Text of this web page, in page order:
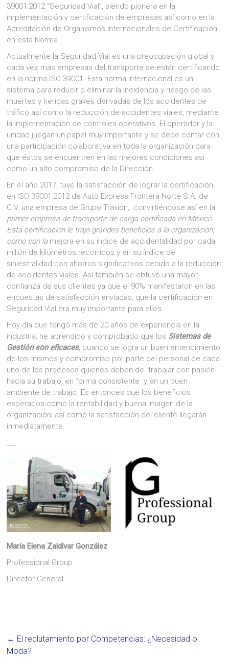
39001:2012 “Seguridad Vial”, siendo pionera en la
implementación y certificación de empresas así como en la
Acreditación de Organismos Internacionales de Certificación
en esta Norma.
Actualmente la Seguridad Vial es una preocupación global y
cada vez más empresas del transporte se están certificando
en la norma ISO 39001. Esta norma internacional es un
sistema para reducir o eliminar la incidencia y riesgo de las
muertes y heridas graves derivadas de los accidentes de
tráfico así como la reducción de accidentes viales, mediante
la implementación de controles operativos. El operador y la
unidad juegan un papel muy importante y se debe contar con
una participación colaborativa en toda la organización para
que éstos se encuentren en las mejores condiciones así
como un alto compromiso de la Dirección.
En el año 2017, tuve la satisfacción de lograr la certificación
en ISO 39001:2012 de Auto Express Frontera Norte S.A. de
C.V. una empresa de Grupo Traxión, convirtiéndose así en la
primer empresa de transporte de carga certificada en México.
Esta certificación le trajo grandes beneficios a la organización;
como son la mejora en su índice de accidentalidad por cada
millón de kilómetros recorridos y en su índice de
siniestralidad con ahorros significativos debido a la reducción
de accidentes viales. Así también se obtuvo una mayor
confianza de sus clientes ya que el 90% manifestaron en las
encuestas de satisfacción enviadas, que la certificación en
Seguridad Vial era muy importante para ellos.
Hoy día que tengo más de 20 años de experiencia en la
industria; he aprendido y comprobado que los Sistemas de
Gestión son eficaces, cuando se logra un buen entendimiento
de los mismos y compromiso por parte del personal de cada
uno de los procesos quienes deben de trabajar con pasión
hacia su trabajo, en forma consistente y en un buen
ambiente de trabajo. Es entonces que los beneficios
esperados como la rentabilidad y buena imagen de la
organización; así como la satisfacción del cliente llegarán
inmediatamente.
María Elena Zaldívar González
Professional Group
Director General
← El reclutamiento por Competencias: ¿Necesidad o
Moda?